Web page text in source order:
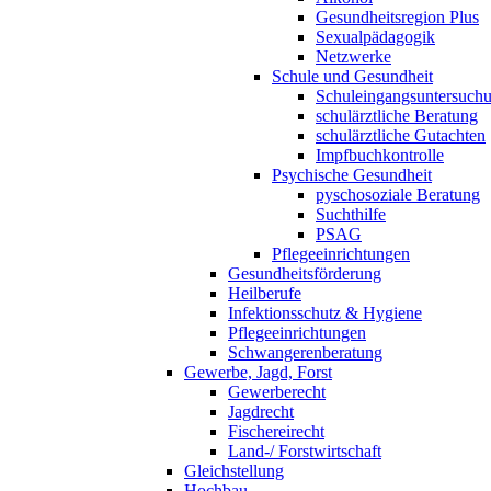
Gesundheitsregion Plus
Sexualpädagogik
Netzwerke
Schule und Gesundheit
schulärztliche Beratung
schulärztliche Gutachten
Impfbuchkontrolle
Psychische Gesundheit
pyschosoziale Beratung
Suchthilfe
PSAG
Pflegeeinrichtungen
Gesundheitsförderung
Heilberufe
Infektionsschutz & Hygiene
Pflegeeinrichtungen
Schwangerenberatung
Gewerbe, Jagd, Forst
Gewerberecht
Jagdrecht
Fischereirecht
Land-/ Forstwirtschaft
Gleichstellung